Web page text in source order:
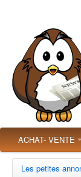
ACHAT- VENTE
Les petites